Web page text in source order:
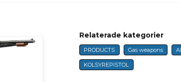
Mvh, Martin
Ja, ni får
Relaterade kategorier
PRODUCTS Gas weapons
KOLSYREPISTOL